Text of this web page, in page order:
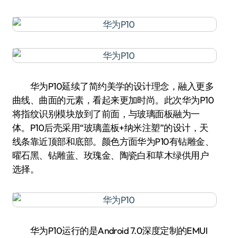
华为P10延续了简约美学的设计理念，融入更多
曲线、曲面的元素，看起来更加时尚。此次华为P10
将指纹识别模块放到了前面，与玻璃面板融为一
体。P10后壳采用“玻璃盖板+纳米注塑”的设计，天
线条靠近顶部和底部。颜色方面华为P10有钻雕金、
曜石黑、钻雕蓝、玫瑰金、陶瓷白和草木绿供用户
选择。
华为P10运行的是Android 7.0深度定制的EMUI